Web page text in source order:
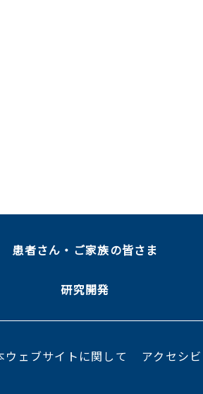
患者さん・ご家族の皆さま
研究開発
ウェブサイトに関して アクセシ